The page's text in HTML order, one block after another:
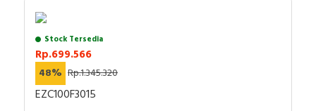
Stock Tersedia
Rp.699.566
48% Rp.1.345.320
EZC100F3015